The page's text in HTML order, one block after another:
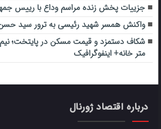
جزییات پخش زنده مراسم وداع با رییس
واکنش همسر شهید رئیسی به ترور سید حسن
متر خانه+ اینفوگرافیک
درباره اقتصاد ژورنال